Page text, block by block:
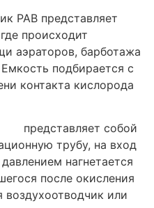
РАВ представляет
происходит
аэраторов, барботажа
подбирается с
контакта кислорода
представляет собой
трубу, на вход
нагнетается
после окисления
воздухоотводчик или